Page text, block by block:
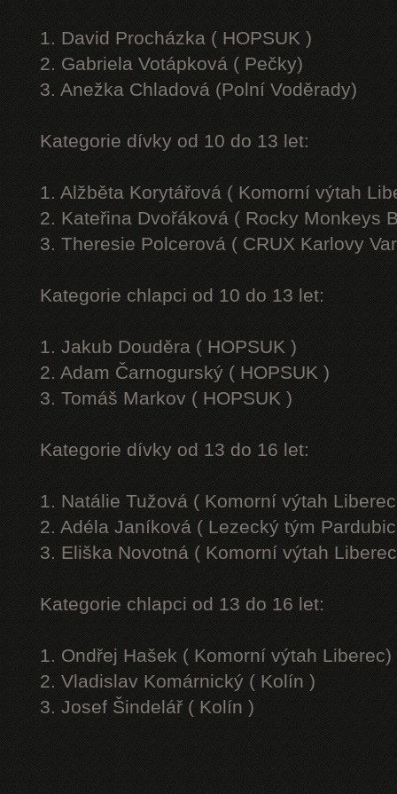
1. David Procházka ( HOPSUK )
2. Gabriela Votápková ( Pečky)
3. Anežka Chladová (Polní Voděrady)
Kategorie dívky od 10 do 13 let:
1. Alžběta Korytářová ( Komorní výtah
2. Kateřina Dvořáková ( Rocky Monkeys
3. Theresie Polcerová ( CRUX Karlovy
Kategorie chlapci od 10 do 13 let:
1. Jakub Douděra ( HOPSUK )
2. Adam Čarnogurský ( HOPSUK )
3. Tomáš Markov ( HOPSUK )
Kategorie dívky od 13 do 16 let:
1. Natálie Tužová ( Komorní výtah
2. Adéla Janíková ( Lezecký tým
3. Eliška Novotná ( Komorní výtah
Kategorie chlapci od 13 do 16 let:
1. Ondřej Hašek ( Komorní výtah Liberec)
2. Vladislav Komárnický ( Kolín )
3. Josef Šindelář ( Kolín )